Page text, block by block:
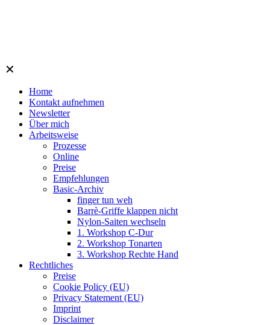
✕
Home
Kontakt aufnehmen
Newsletter
Über mich
Arbeitsweise
Prozesse
Online
Preise
Empfehlungen
Basic-Archiv
finger tun weh
Barrè-Griffe klappen nicht
Nylon-Saiten wechseln
1. Workshop C-Dur
2. Workshop Tonarten
3. Workshop Rechte Hand
Rechtliches
Preise
Cookie Policy (EU)
Privacy Statement (EU)
Imprint
Disclaimer